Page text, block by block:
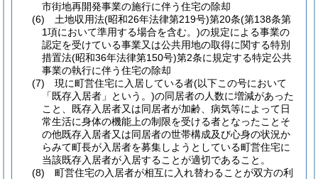
市街地再開発事業の施行に伴う住宅の除却
(6)
土地収用法(昭和26年法律第219号)第20条(第138条第
1項において準用する場合を含む。)の規定による事業の
認定を受けている事業又は公共用地の取得に関する特別
措置法(昭和36年法律第150号)第2条に規定する特定公共
事業の執行に伴う住宅の除却
(7)
現に町営住宅に入居している者(以下この号において
「既存入居者」という。)の同居者の人数に増減があった
こと、既存入居者又は同居者が加齢、病気等によって日
常生活に身体の機能上の制限を受ける者となったことそ
の他既存入居者又は同居者の世帯構成及び心身の状況か
らみて町長が入居者を募集しようとしている町営住宅に
当該既存入居者が入居することが適切であること。
(8)
町営住宅の入居者が相互に入れ替わることが双方の利